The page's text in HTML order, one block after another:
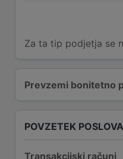
Prevzemi bonitetno
Za ta tip podjetja se
POVZETEK
Transakcijski računi